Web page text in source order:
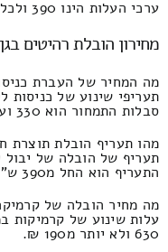
ערכי העלות הינו 390 ולכל היותר 180 ₪.
מחירון הובלת רהיטים
מה המחיר של העברת
תעריפי שינוע של
סבלות התמחור הוא 330 ועד 190 ₪.
מהו תעריף הובלת תוצרת
תעריף של הובלה של יבול
התעריף הוא החל מ390 ש"ח.
מה מחיר הובלה של
עלות שינוע של קרמיקות
630 ולא יותר מ190 ₪.